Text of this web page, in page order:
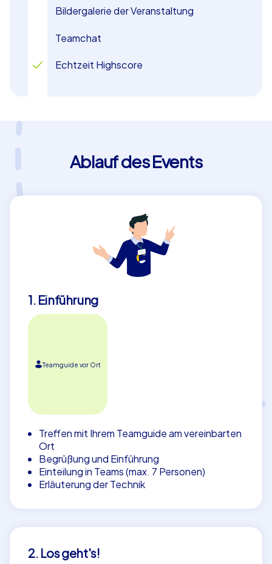
Bildergalerie der Veranstaltung
Teamchat
Echtzeit Highscore
Ablauf des Events
1. Einführung
Teamguide vor Ort
Treffen mit Ihrem Teamguide am vereinbarten
Ort
Begrüßung und Einführung
Einteilung in Teams (max. 7 Personen)
Erläuterung der Technik
2. Los geht's!